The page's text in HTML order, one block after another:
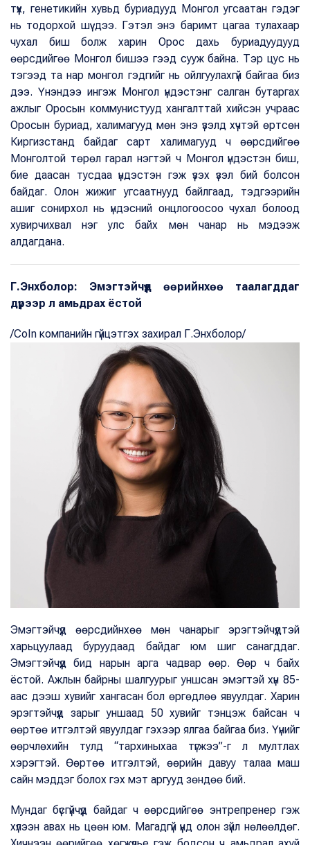
түүх, генетикийн хувьд буриадууд Монгол угсаатан гэдэг
нь тодорхой шүү дээ. Гэтэл энэ баримт цагаа тулахаар
чухал биш болж харин Орос дахь буриадуудууд
өөрсдийгөө Монгол бишээ гээд сууж байна. Тэр цус нь
тэгээд та нар монгол гэдгийг нь ойлгуулахгүй байгаа биз
дээ. Үнэндээ ингэж Монгол үндэстэнг салган бутаргах
ажлыг Оросын коммунистууд хангалттай хийсэн учраас
Оросын буриад, халимагууд мөн энэ үзэлд хүчтэй өртсөн
Киргизстанд байдаг сарт халимагууд ч өөрсдийгөө
Монголтой төрөл гарал нэгтэй ч Монгол үндэстэн биш,
бие даасан тусдаа үндэстэн гэж үзэх үзэл бий болсон
байдаг. Олон жижиг угсаатнууд байлгаад, тэдгээрийн
ашиг сонирхол нь үндэсний онцлогоосоо чухал болоод
хувирчихвал нэг улс байх мөн чанар нь мэдээж
алдагдана.
Г.Энхболор: Эмэгтэйчүүд өөрийнхөө таалагддаг
дүрээр л амьдрах ёстой
/CoIn компанийн гүйцэтгэх захирал Г.Энхболор/
Эмэгтэйчүүд өөрсдийнхөө мөн чанарыг эрэгтэйчүүдтэй
харьцуулаад буруудаад байдаг юм шиг санагддаг.
Эмэгтэйчүүд бид нарын арга чадвар өөр. Өөр ч байх
ёстой. Ажлын байрны шалгуурыг уншсан эмэгтэй хүн 85-
аас дээш хувийг хангасан бол өргөдлөө явуулдаг. Харин
эрэгтэйчүүд зарыг уншаад 50 хувийг тэнцэж байсан ч
өөртөө итгэлтэй явуулдаг гэхээр ялгаа байгаа биз. Үүнийг
өөрчлөхийн тулд “тархиныхаа түгжээ”-г л мултлах
хэрэгтэй. Өөртөө итгэлтэй, өөрийн давуу талаа маш
сайн мэддэг болох гэх мэт аргууд зөндөө бий.
Мундаг бүсгүйчүүд байдаг ч өөрсдийгөө энтрепренер гэж
хүлээн авах нь цөөн юм. Магадгүй үүнд олон зүйл нөлөөлдөг.